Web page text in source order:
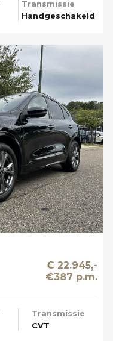
Transmissie
Handgeschakeld
€ 22.945,-
€387 p.m.
Transmissie
CVT